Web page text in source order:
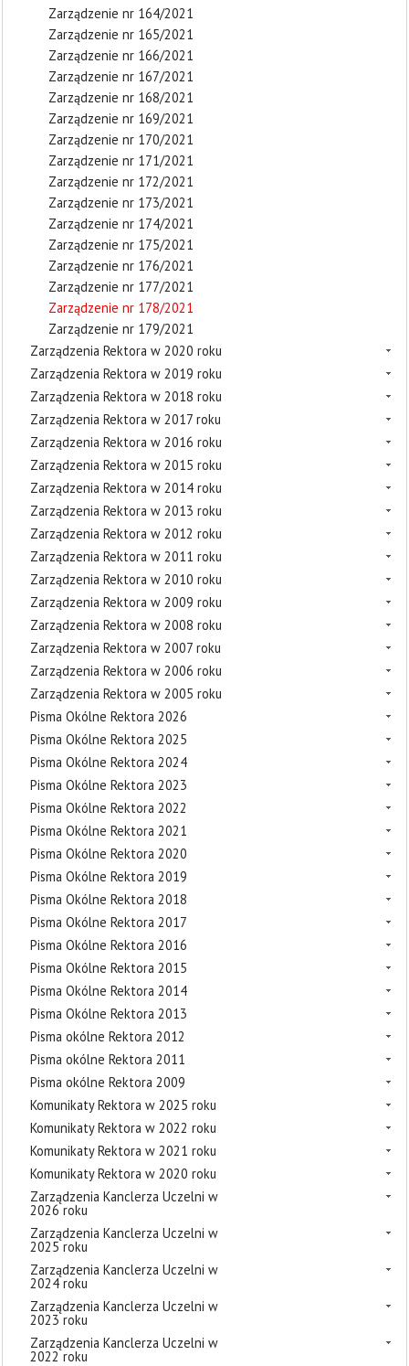
Zarządzenie nr 164/2021
Zarządzenie nr 165/2021
Zarządzenie nr 166/2021
Zarządzenie nr 167/2021
Zarządzenie nr 168/2021
Zarządzenie nr 169/2021
Zarządzenie nr 170/2021
Zarządzenie nr 171/2021
Zarządzenie nr 172/2021
Zarządzenie nr 173/2021
Zarządzenie nr 174/2021
Zarządzenie nr 175/2021
Zarządzenie nr 176/2021
Zarządzenie nr 177/2021
Zarządzenie nr 178/2021
Zarządzenie nr 179/2021
Zarządzenia Rektora w 2020 roku
Zarządzenia Rektora w 2019 roku
Zarządzenia Rektora w 2018 roku
Zarządzenia Rektora w 2017 roku
Zarządzenia Rektora w 2016 roku
Zarządzenia Rektora w 2015 roku
Zarządzenia Rektora w 2014 roku
Zarządzenia Rektora w 2013 roku
Zarządzenia Rektora w 2012 roku
Zarządzenia Rektora w 2011 roku
Zarządzenia Rektora w 2010 roku
Zarządzenia Rektora w 2009 roku
Zarządzenia Rektora w 2008 roku
Zarządzenia Rektora w 2007 roku
Zarządzenia Rektora w 2006 roku
Zarządzenia Rektora w 2005 roku
Pisma Okólne Rektora 2026
Pisma Okólne Rektora 2025
Pisma Okólne Rektora 2024
Pisma Okólne Rektora 2023
Pisma Okólne Rektora 2022
Pisma Okólne Rektora 2021
Pisma Okólne Rektora 2020
Pisma Okólne Rektora 2019
Pisma Okólne Rektora 2018
Pisma Okólne Rektora 2017
Pisma Okólne Rektora 2016
Pisma Okólne Rektora 2015
Pisma Okólne Rektora 2014
Pisma Okólne Rektora 2013
Pisma okólne Rektora 2012
Pisma okólne Rektora 2011
Pisma okólne Rektora 2009
Komunikaty Rektora w 2025 roku
Komunikaty Rektora w 2022 roku
Komunikaty Rektora w 2021 roku
Komunikaty Rektora w 2020 roku
Zarządzenia Kanclerza Uczelni w
2026 roku
Zarządzenia Kanclerza Uczelni w
2025 roku
Zarządzenia Kanclerza Uczelni w
2024 roku
Zarządzenia Kanclerza Uczelni w
2023 roku
Zarządzenia Kanclerza Uczelni w
2022 roku